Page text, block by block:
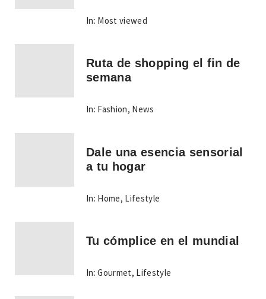
In: Most viewed
Ruta de shopping el fin de
semana
In: Fashion, News
Dale una esencia sensorial
a tu hogar
In: Home, Lifestyle
Tu cómplice en el mundial
In: Gourmet, Lifestyle